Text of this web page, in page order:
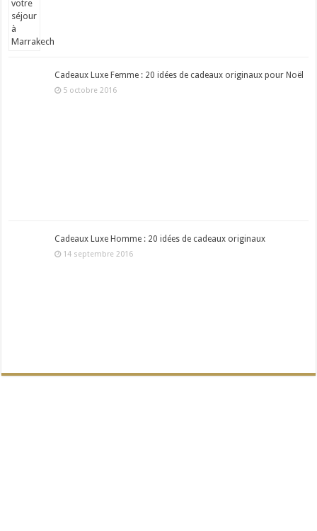
Cadeaux Luxe Femme : 20 idées de cadeaux originaux pour Noël
5 octobre 2016
Cadeaux Luxe Homme : 20 idées de cadeaux originaux
14 septembre 2016